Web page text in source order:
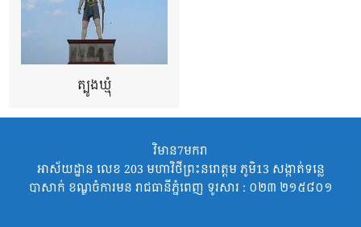
ត្បូងឃ្មុំ
វិមាន7មករា
អាស័យដ្ឋាន លេខ 203 មហាវិថីព្រះនរោត្តម ភូមិ13 សង្កាត់ទន្លេ
បាសាក់ ខណ្ឌចំការមន រាជធានីភ្នំពេញ ទូរសារ : ០២៣ ២១៥៨០១